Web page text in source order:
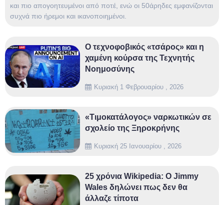
και πιο απογοητευμένοι από ποτέ, ενώ οι 50άρηδες εμφανίζονται
συχνά πιο ήρεμοι και ικανοποιημένοι.
Κυριακή 1 Φεβρουαρίου , 2026
Ο τεχνοφοβικός «τσάρος» και η
χαμένη κούρσα της Τεχνητής
Νοημοσύνης
Κυριακή 25 Ιανουαρίου , 2026
«Τιμοκατάλογος» ναρκωτικών σε
σχολείο της Ξηροκρήνης
25 χρόνια Wikipedia: Ο Jimmy
Wales δηλώνει πως δεν θα
άλλαζε τίποτα